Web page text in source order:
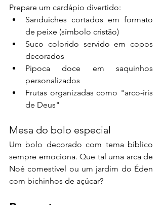
Prepare um cardápio divertido:
Sanduíches cortados em formato
de peixe (símbolo cristão)
Suco colorido servido em copos
decorados
Pipoca doce em saquinhos
personalizados
Frutas organizadas como "arco-íris
de Deus"
Mesa do bolo especial
Um bolo decorado com tema bíblico
sempre emociona. Que tal uma arca de
Noé comestível ou um jardim do Éden
com bichinhos de açúcar?